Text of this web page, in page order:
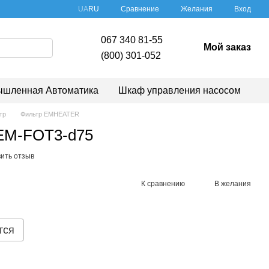
UARU Сравнение Желания Вход
067 340 81-55
(800) 301-052
Мой заказ
Автоматика Шкаф управления насосом
Фильтр EMHEATER
FOT3-d75
отзыв
К сравнению В желания